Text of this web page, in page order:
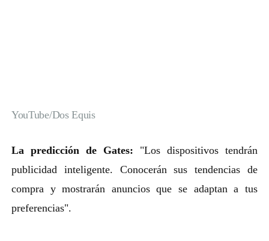
YouTube/Dos Equis
La predicción de Gates: "Los dispositivos tendrán
publicidad inteligente. Conocerán sus tendencias de
compra y mostrarán anuncios que se adaptan a tus
preferencias".